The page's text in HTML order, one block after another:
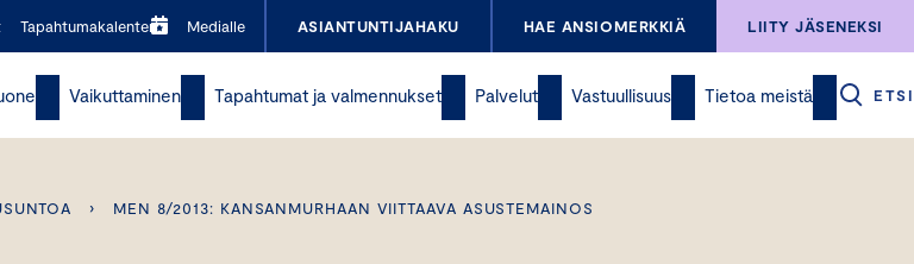
Tapahtumakalenteri Medialle ASIANTUNTIJAHAKU HAE ANSIOMERKKIÄ LIITY JÄSENEKSI
Vaikuttaminen Tapahtumat ja valmennukset Palvelut Vastuullisuus Tietoa meistä ETSI
› MEN 8/2013: KANSANMURHAAN VIITTAAVA ASUSTEMAINOS